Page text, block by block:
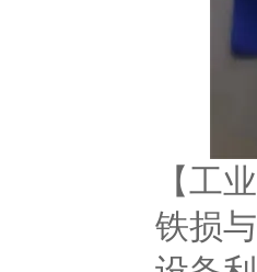
【工
铁损